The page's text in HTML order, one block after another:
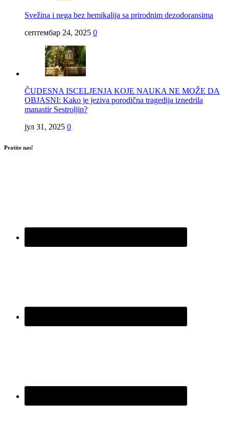
Svežina i nega bez hemikalija sa prirodnim dezodoransima
септембар 24, 2025 0
ČUDESNA ISCELJENJA KOJE NAUKA NE MOŽE DA
OBJASNI: Kako je jeziva porodična tragedija iznedrila
manastir Sestroljin?
јул 31, 2025 0
Pratite nas!